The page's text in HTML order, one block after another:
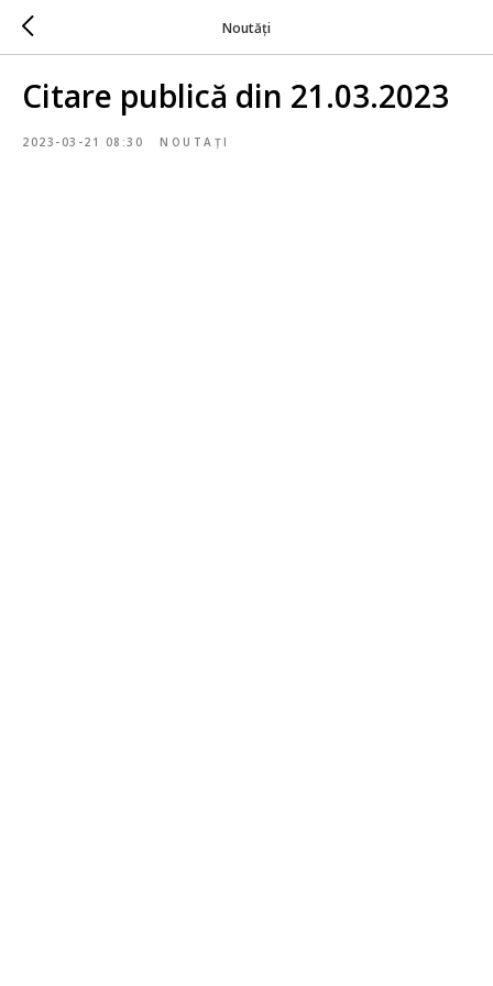
Noutăți
Citare publică din 21.03.2023
2023-03-21 08:30 NOUTAȚI